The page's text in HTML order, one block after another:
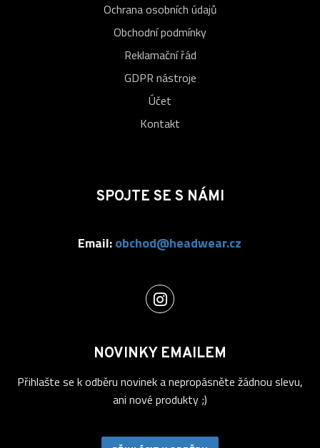
Ochrana osobních údajů
Obchodní podmínky
Reklamační řád
GDPR nástroje
Účet
Kontakt
SPOJTE SE S NÁMI
Email:obchod@headwear.cz
NOVINKY EMAILEM
Přihlašte se k odběru novinek a nepropásněte žádnou slevu,
ani nové produkty ;)